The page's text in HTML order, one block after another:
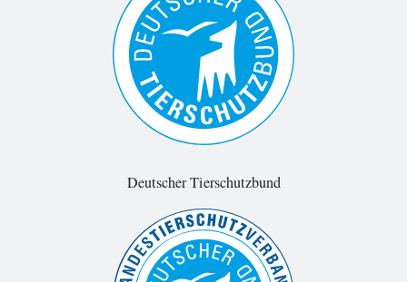
Deutscher Tierschutzbund